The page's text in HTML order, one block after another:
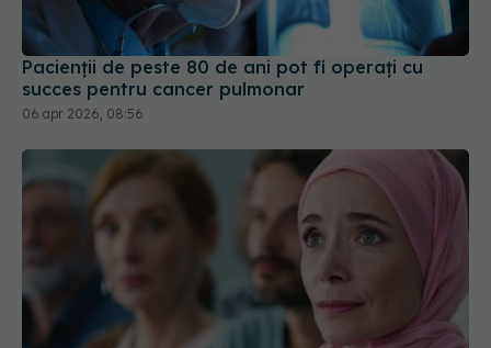
Pacienții de peste 80 de ani pot fi operați cu
succes pentru cancer pulmonar
06 apr 2026, 08:56